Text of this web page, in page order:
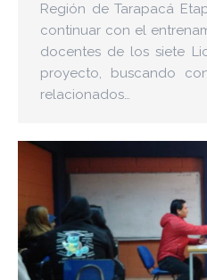
Región de Tarapacá
continuar con el
docentes de los siete
proyecto, buscando
relacionados…